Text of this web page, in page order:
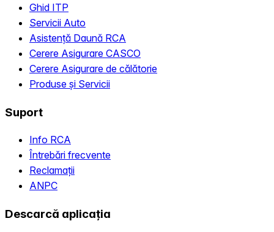
Ghid ITP
Servicii Auto
Asistență Daună RCA
Cerere Asigurare CASCO
Cerere Asigurare de călătorie
Produse și Servicii
Suport
Info RCA
Întrebări frecvente
Reclamații
ANPC
Descarcă aplicația